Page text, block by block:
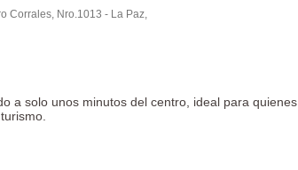
Corrales, Nro.1013 - La Paz,
a solo unos minutos del centro, ideal para quienes